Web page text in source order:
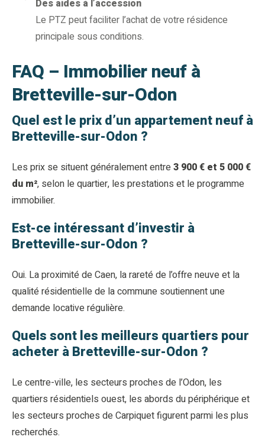
Des aides à l’accession
Le PTZ peut faciliter l’achat de votre résidence
principale sous conditions.
FAQ – Immobilier neuf à
Bretteville-sur-Odon
Quel est le prix d’un appartement neuf à
Bretteville-sur-Odon ?
Les prix se situent généralement entre3 900 € et 5 000 €
du m², selon le quartier, les prestations et le programme
immobilier.
Est-ce intéressant d’investir à
Bretteville-sur-Odon ?
Oui. La proximité de Caen, la rareté de l’offre neuve et la
qualité résidentielle de la commune soutiennent une
demande locative régulière.
Quels sont les meilleurs quartiers pour
acheter à Bretteville-sur-Odon ?
Le centre-ville, les secteurs proches de l’Odon, les
quartiers résidentiels ouest, les abords du périphérique et
les secteurs proches de Carpiquet figurent parmi les plus
recherchés.